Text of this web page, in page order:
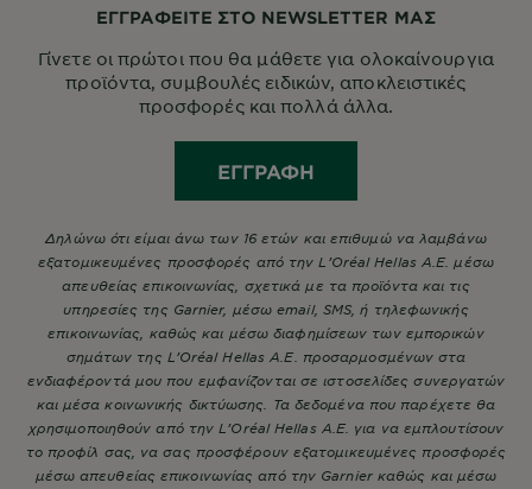
ΕΓΓΡΑΦΕΙΤΕ ΣΤΟ NEWSLETTER ΜΑΣ
Γίνετε οι πρώτοι που θα μάθετε για ολοκαίνουργια
προϊόντα, συμβουλές ειδικών, αποκλειστικές
προσφορές και πολλά άλλα.
ΕΓΓΡΑΦΉ
Δηλώνω ότι είμαι άνω των 16 ετών και επιθυμώ να λαμβάνω
εξατομικευμένες προσφορές από την L’Oréal Hellas A.E. μέσω
απευθείας επικοινωνίας, σχετικά με τα προϊόντα και τις
υπηρεσίες της Garnier, μέσω email, SMS, ή τηλεφωνικής
επικοινωνίας, καθώς και μέσω διαφημίσεων των εμπορικών
σημάτων της L’Oréal Hellas A.E. προσαρμοσμένων στα
ενδιαφέροντά μου που εμφανίζονται σε ιστοσελίδες συνεργατών
και μέσα κοινωνικής δικτύωσης. Τα δεδομένα που παρέχετε θα
χρησιμοποιηθούν από την L’Oréal Hellas A.E. για να εμπλουτίσουν
το προφίλ σας, να σας προσφέρουν εξατομικευμένες προσφορές
μέσω απευθείας επικοινωνίας από την Garnier καθώς και μέσω